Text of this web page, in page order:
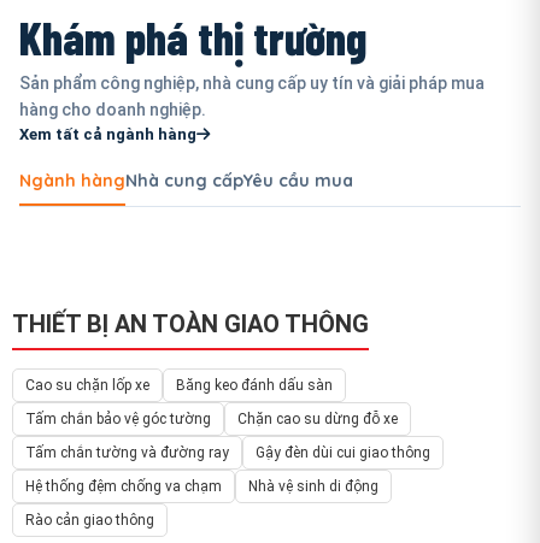
Khám phá thị trường
Sản phẩm công nghiệp, nhà cung cấp uy tín và giải pháp mua
hàng cho doanh nghiệp.
Xem tất cả ngành hàng
Ngành hàngNhà cung cấpYêu cầu mua
THIẾT BỊ AN TOÀN GIAO THÔNG
Cao su chặn lốp xe
Băng keo đánh dấu sàn
Tấm chắn bảo vệ góc tường
Chặn cao su dừng đỗ xe
Tấm chắn tường và đường ray
Gậy đèn dùi cui giao thông
Hệ thống đệm chống va chạm
Nhà vệ sinh di động
Rào cản giao thông